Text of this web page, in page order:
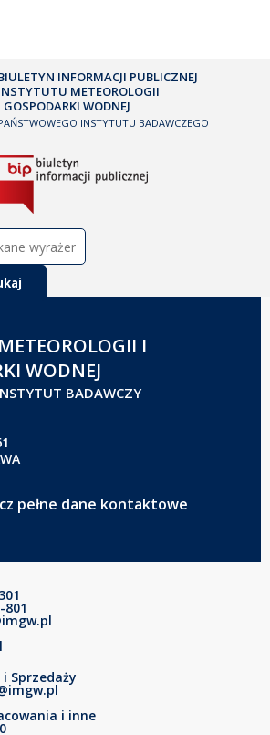
INFORMACJI PUBLICZNEJ
METEOROLOGII
GOSPODARKI WODNEJ
INSTYTUTU BADAWCZEGO
I
WODNEJ
BADAWCZY
pełne dane kontaktowe
Sprzedaży
i inne